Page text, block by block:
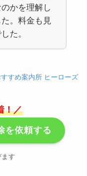
かを理解し
。料金も見
た。
すめ案内所 ヒーローズ
！／
を依頼する
す